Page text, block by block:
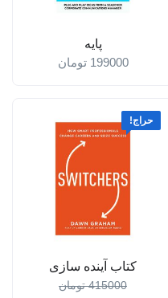
پایه
199000 تومان
حراج!
کتاب آینده سازی
415000 تومان